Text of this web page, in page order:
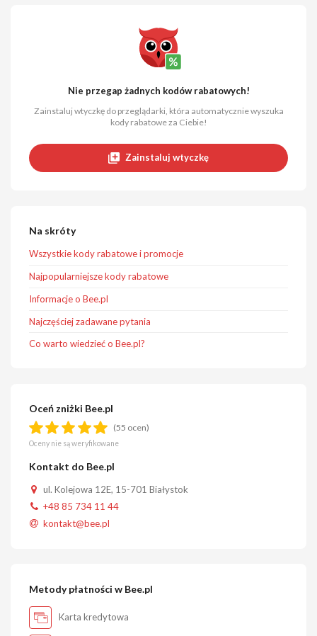
Nie przegap żadnych kodów rabatowych!
Zainstaluj wtyczkę do przeglądarki, która automatycznie wyszuka
kody rabatowe za Ciebie!
Zainstaluj wtyczkę
Na skróty
Wszystkie kody rabatowe i promocje
Najpopularniejsze kody rabatowe
Informacje o Bee.pl
Najczęściej zadawane pytania
Co warto wiedzieć o Bee.pl?
Oceń zniżki Bee.pl
(55 ocen)
Oceny nie są weryfikowane
Kontakt do Bee.pl
ul. Kolejowa 12E, 15-701 Białystok
+48 85 734 11 44
kontakt@bee.pl
Metody płatności w Bee.pl
Karta kredytowa